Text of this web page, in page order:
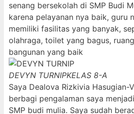
senang bersekolah di SMP Budi
karena pelayanan nya baik, guru
memiliki fasilitas yang banyak,
olahraga, toilet yang bagus,
bangunan yang baik
DEVYN TURNIPKELAS 8-A
Saya Dealova Rizkivia Hasugian-
berbagi pengalaman saya
SMP budi mulia. Saya sudah